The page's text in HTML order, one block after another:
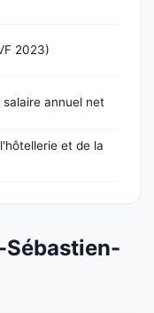
2023)
annuel net
et de la
Sébastien-